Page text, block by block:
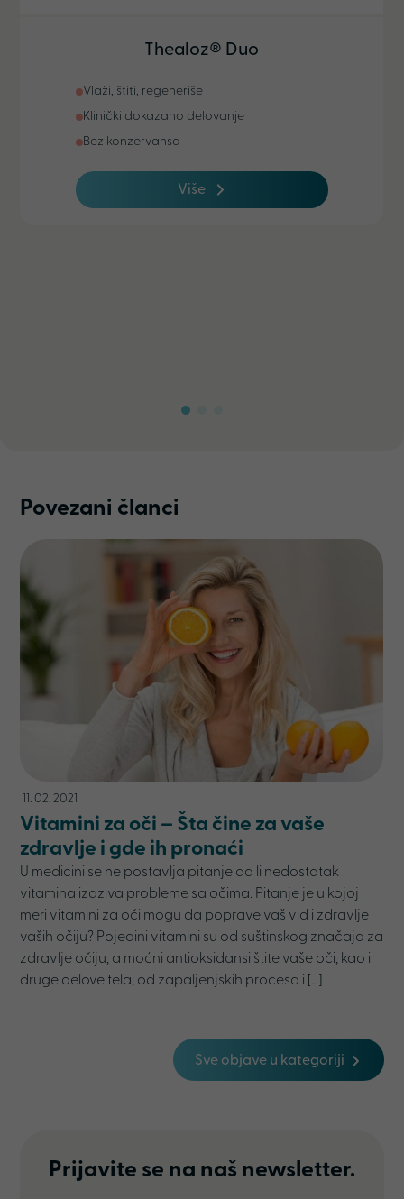
Thealoz® Duo
Vlaži, štiti, regeneriše
Klinički dokazano delovanje
Bez konzervansa
Više
Povezani članci
11. 02. 2021
Vitamini za oči – Šta čine za vaše
zdravlje i gde ih pronaći
U medicini se ne postavlja pitanje da li nedostatak
vitamina izaziva probleme sa očima. Pitanje je u kojoj
meri vitamini za oči mogu da poprave vaš vid i zdravlje
vaših očiju? Pojedini vitamini su od suštinskog značaja za
zdravlje očiju, a moćni antioksidansi štite vaše oči, kao i
druge delove tela, od zapaljenjskih procesa i […]
Sve objave u kategoriji
Prijavite se na naš newsletter.